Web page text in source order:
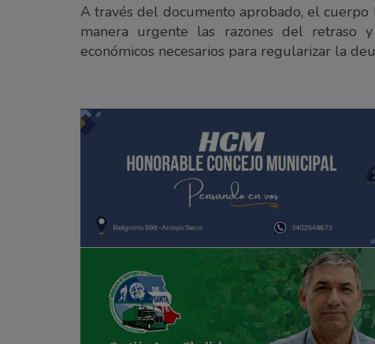
A través del documento aprobado, el
manera urgente las razones del retraso
económicos necesarios para regularizar la